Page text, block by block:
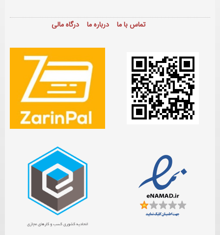
تماس با ما درباره ما درگاه مالی